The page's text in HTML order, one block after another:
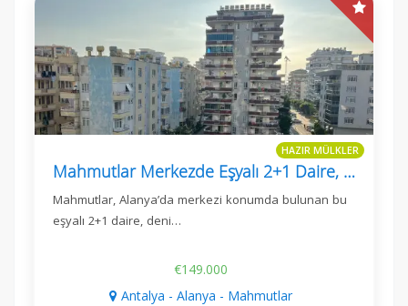
HAZIR MÜLKLER
Mahmutlar Merkezde Eşyalı 2+1 Daire, 120 M²
Mahmutlar, Alanya’da merkezi konumda bulunan bu
eşyalı 2+1 daire, deni…
€149.000
Antalya - Alanya - Mahmutlar